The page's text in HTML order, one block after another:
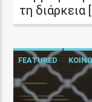
τη διάρκεια
FEATURED